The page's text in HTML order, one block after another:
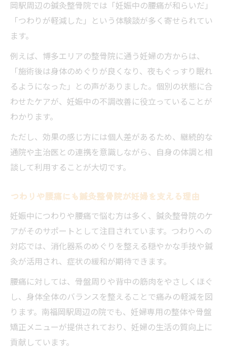
岡駅周辺の鍼灸整骨院では「妊娠中の腰痛が和らいだ」
「つわりが軽減した」という体験談が多く寄せられてい
ます。
例えば、博多エリアの整骨院に通う妊婦の方からは、
「施術後は身体のめぐりが良くなり、夜もぐっすり眠れ
るようになった」との声がありました。個別の状態に合
わせたケアが、妊娠中の不調改善に役立っていることが
わかります。
ただし、効果の感じ方には個人差があるため、継続的な
通院や主治医との連携を意識しながら、自身の体調と相
談して利用することが大切です。
つわりや腰痛にも鍼灸整骨院が妊婦を支える理由
妊娠中につわりや腰痛で悩む方は多く、鍼灸整骨院のケ
アがそのサポートとして注目されています。つわりへの
対応では、消化器系のめぐりを整える穏やかな手技や鍼
灸が活用され、症状の緩和が期待できます。
腰痛に対しては、骨盤周りや背中の筋肉をやさしくほぐ
し、身体全体のバランスを整えることで痛みの軽減を図
ります。南福岡駅周辺の院でも、妊婦専用の整体や骨盤
矯正メニューが提供されており、妊婦の生活の質向上に
貢献しています。